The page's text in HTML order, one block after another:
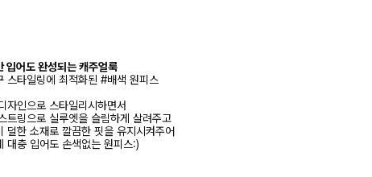
입어도 완성되는 캐주얼룩
스타일링에 최적화된 #배색 원피스
자인으로 스타일리시하면서
트링으로 실루엣을 슬림하게 살려주고
덜한 소재로 깔끔한 핏을 유지시켜주어
대충 입어도 손색없는 원피스:)